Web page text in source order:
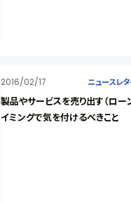
2016/02/17 ニュースレタ
製品やサービスを売り出す（ロー
イミングで気を付けるべきこと